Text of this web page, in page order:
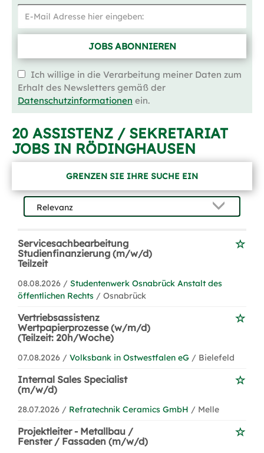
JOBS ABONNIEREN
Ich willige in die Verarbeitung meiner Daten zum
Erhalt des Newsletters gemäß der
Datenschutzinformationen ein.
20 ASSISTENZ / SEKRETARIAT
JOBS IN RÖDINGHAUSEN
GRENZEN SIE IHRE SUCHE EIN
Servicesachbearbeitung
Studienfinanzierung (m/w/d)
Teilzeit
08.08.2026 / Studentenwerk Osnabrück Anstalt des
öffentlichen Rechts / Osnabrück
Vertriebsassistenz
Wertpapierprozesse (w/m/d)
(Teilzeit: 20h/Woche)
07.08.2026 / Volksbank in Ostwestfalen eG / Bielefeld
Internal Sales Specialist
(m/w/d)
28.07.2026 / Refratechnik Ceramics GmbH / Melle
Projektleiter - Metallbau /
Fenster / Fassaden (m/w/d)